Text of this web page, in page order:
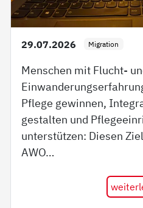
29.07.2026 Migration
Menschen mit Flucht-
Pflege gewinnen,
gestalten und
unterstützen: Diesen
AWO…